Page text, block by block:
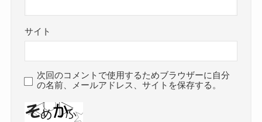
サイト
次回のコメントで使用するためブラウザーに自分
の名前、メールアドレス、サイトを保存する。